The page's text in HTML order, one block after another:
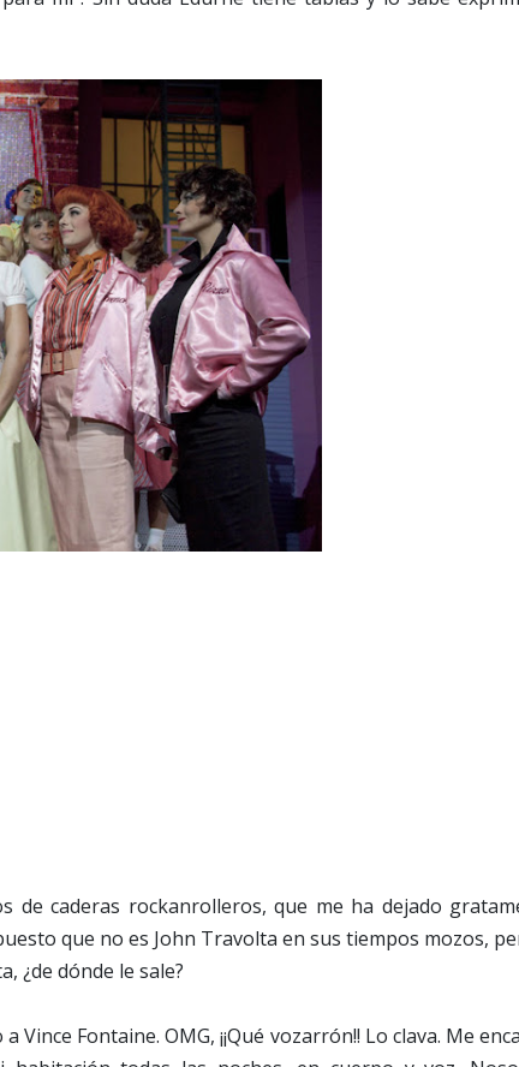
de caderas rockanrolleros, que me ha dejado
que no es John Travolta en sus tiempos mozos,
¿de dónde le sale?
Fontaine. OMG, ¡¡Qué vozarrón!! Lo clava. Me